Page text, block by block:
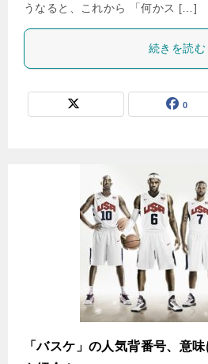
うなると、これから 「何かス […]
続きを読む
0
「バスケ」の人気背番号、意